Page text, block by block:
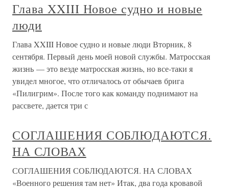
Глава XXIII Новое судно и новые
люди
Глава XXIII Новое судно и новые люди Вторник, 8
сентября. Первый день моей новой службы. Матросская
жизнь — это везде матросская жизнь, но все-таки я
увидел многое, что отличалось от обычаев брига
«Пилигрим». После того как команду поднимают на
рассвете, дается три с
СОГЛАШЕНИЯ СОБЛЮДАЮТСЯ.
НА СЛОВАХ
СОГЛАШЕНИЯ СОБЛЮДАЮТСЯ. НА СЛОВАХ
«Военного решения там нет» Итак, два года кровавой